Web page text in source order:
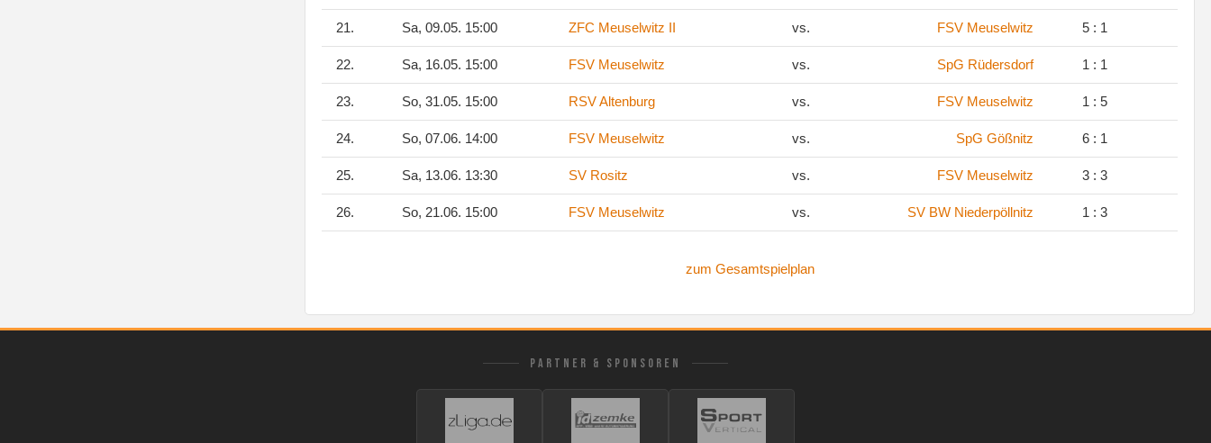
21. Sa, 09.05. 15:00 ZFC Meuselwitz II vs. FSV Meuselwitz 5 : 1
22. Sa, 16.05. 15:00 FSV Meuselwitz vs. SpG Rüdersdorf 1 : 1
23. So, 31.05. 15:00 RSV Altenburg vs. FSV Meuselwitz 1 : 5
24. So, 07.06. 14:00 FSV Meuselwitz vs. SpG Gößnitz 6 : 1
25. Sa, 13.06. 13:30 SV Rositz vs. FSV Meuselwitz 3 : 3
26. So, 21.06. 15:00 FSV Meuselwitz vs. SV BW Niederpöllnitz 1 : 3
zum Gesamtspielplan
PARTNER & SPONSOREN